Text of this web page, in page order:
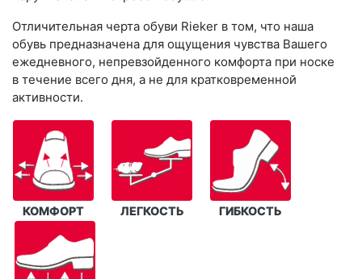
Отличительная черта обуви Rieker в том, что наша
обувь предназначена для ощущения чувства Вашего
ежедневного, непревзойденного комфорта при носке
в течение всего дня, а не для кратковременной
активности.
КОМФОРТ ЛЕГКОСТЬ ГИБКОСТЬ